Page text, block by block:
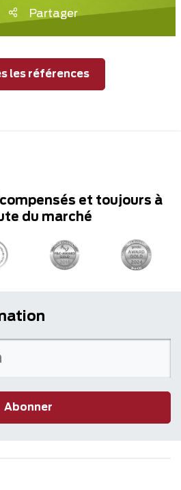
Partager
les références
et toujours à
du marché
Abonner